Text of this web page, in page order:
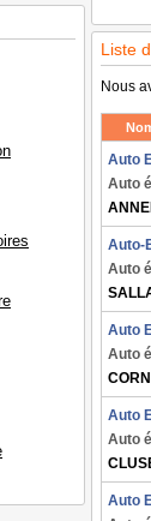
Liste
Nous
Auto
Auto
Auto-
Auto
Auto
Auto
Auto
Auto
Auto